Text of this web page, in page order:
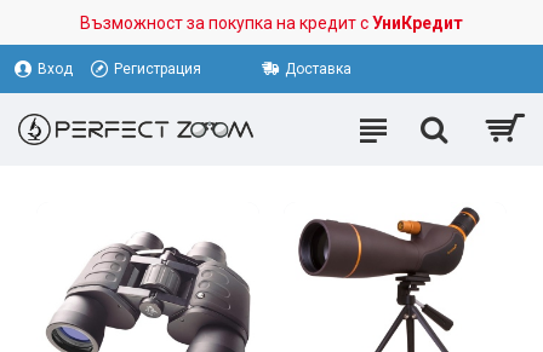
Възможност за покупка на кредит сУниКредит
Вход Регистрация Доставка